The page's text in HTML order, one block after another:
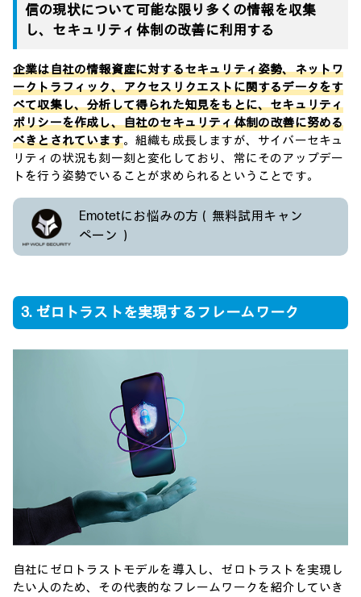
信の現状について可能な限り多くの情報を収集
し、セキュリティ体制の改善に利用する
企業は自社の情報資産に対するセキュリティ姿勢、ネットワ
ークトラフィック、アクセスリクエストに関するデータをす
べて収集し、分析して得られた知見をもとに、セキュリティ
ポリシーを作成し、自社のセキュリティ体制の改善に努める
べきとされています。組織も成長しますが、サイバーセキュ
リティの状況も刻一刻と変化しており、常にそのアップデー
トを行う姿勢でいることが求められるということです。
Emotetにお悩みの方（無料試用キャン
ペーン）
3. ゼロトラストを実現するフレームワーク
自社にゼロトラストモデルを導入し、ゼロトラストを実現し
たい人のため、その代表的なフレームワークを紹介していき